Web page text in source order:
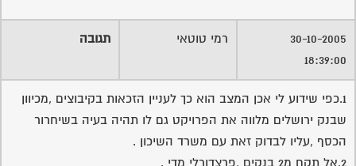
30-10-2005
18:39:00
רמי טוטאי תגובה
1.כפי שידוע לי אכן המצב הוא כך לעניין הזכאות בקיבוצים ,מכיוון
שבנק ירושלים מלווה את הפרויקט גם לו תהיה בעיה בשיחרור
הכסף ,עליו לבדוק זאת עם משרד השיכון .